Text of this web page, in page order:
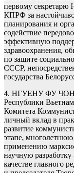
первому секретарю
КПРФ за
планирования и
содействие
эффективную
здравоохранения,
по защите
СССР,
государства
4. НГУЕНУ ФУ
Республики
Комитета
личный вклад в
развитие
этапе, многолетнюю
применению
научную
качестве главного